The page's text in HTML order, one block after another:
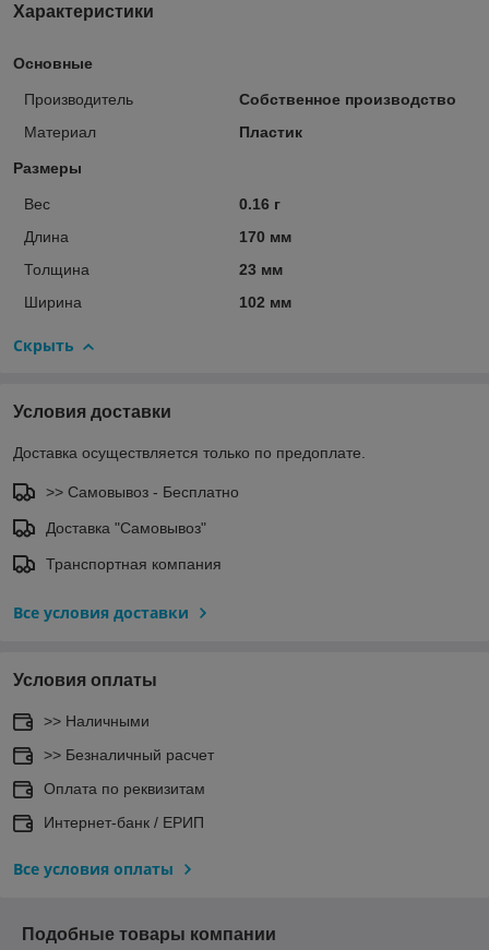
Характеристики
Основные
Производитель
Собственное производство
Материал
Пластик
Размеры
Вес
0.16 г
Длина
170 мм
Толщина
23 мм
Ширина
102 мм
Скрыть
Условия доставки
Доставка осуществляется только по предоплате.
>> Самовывоз - Бесплатно
Доставка "Самовывоз"
Транспортная компания
Все условия доставки
Условия оплаты
>> Наличными
>> Безналичный расчет
Оплата по реквизитам
Интернет-банк / ЕРИП
Все условия оплаты
Подобные товары компании